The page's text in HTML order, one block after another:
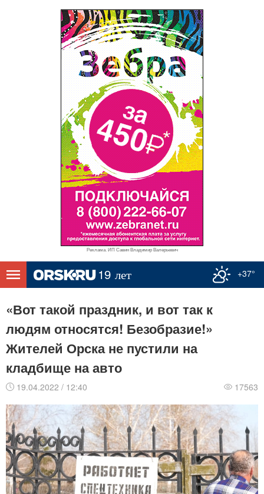
Реклама. ИП Савин Владимир Валерьевич
+37°
«Вот такой праздник, и вот так к
людям относятся! Безобразие!»
Жителей Орска не пустили на
кладбище на авто
19.04.2022 / 12:40 17563